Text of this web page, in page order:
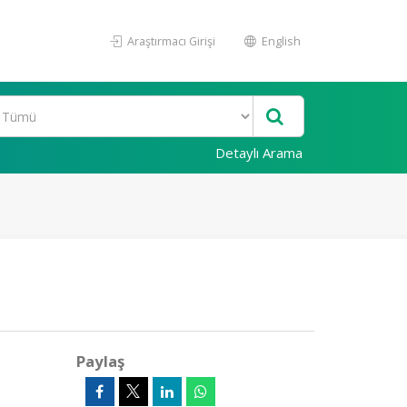
Araştırmacı Girişi English
Detaylı Arama
Paylaş